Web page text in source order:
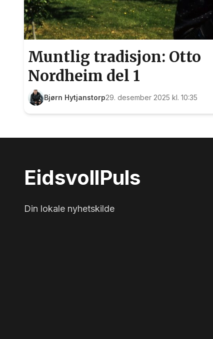
Muntlig tradisjon: Otto
Nordheim del 1
Bjørn Hytjanstorp29. desember 2025 kl. 10:35
EidsvollPuls
Din lokale nyhetskilde